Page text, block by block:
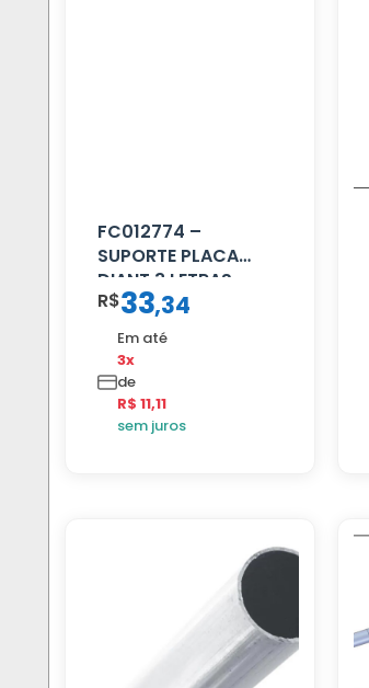
FC012774 –
SUPORTE PLACA
DIANT 3 LETRAS
REFORCADO
R$33,34
Em até
3x
de
R$ 11,11
sem juros